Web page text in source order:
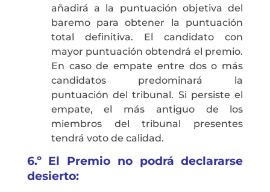
añadirá a la puntuación objetiva del
baremo para obtener la puntuación
total definitiva. El candidato con
mayor puntuación obtendrá el premio.
En caso de empate entre dos o más
candidatos predominará la
puntuación del tribunal. Si persiste el
empate, el más antiguo de los
miembros del tribunal presentes
tendrá voto de calidad.
6.º El Premio no podrá declararse
desierto: